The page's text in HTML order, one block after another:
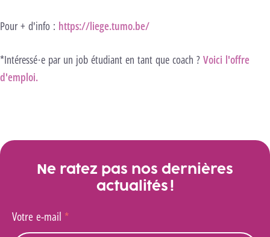
Pour + d'info : https://liege.tumo.be/
*Intéressé·e par un job étudiant en tant que coach ? Voici l'offre
d'emploi.
Ne ratez pas nos dernières
actualités !
Votre e-mail *